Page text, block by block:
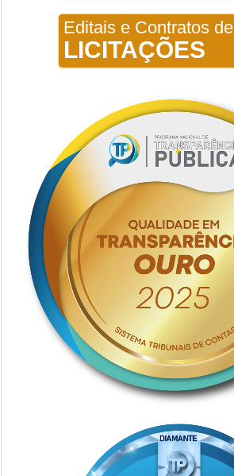
Editais e Contratos de
LICITAÇÕES